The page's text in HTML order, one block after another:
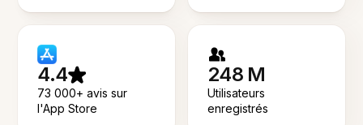
4.4
73 000+ avis sur
l'App Store
248 M
Utilisateurs
enregistrés